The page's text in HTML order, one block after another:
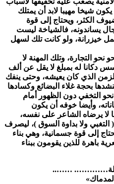
شيخا مهيبا لابد أن يمتلك
الكثر، ويحتاج إلى قوة
يساندونه، فالشياخة ليست
خيزرانة، ولو كانت تلك لسهل
التجارة، وتلك المهنة لا
دكانا له بمبلغ لا يقل عن ألف
الذي كان يعيشه، وحتى ينفك
بحجة غلاء البضائع وكسادها
التخفي دون الظهور أمام
وأيضا خوفه أن يكون
لا يرضاه الشاعر على نفسه،
ولا بداوة السوق )، ليصرف
إلى قوة جسمانية، وهي بناء
باهرة للذين يقومون ببناء
……..